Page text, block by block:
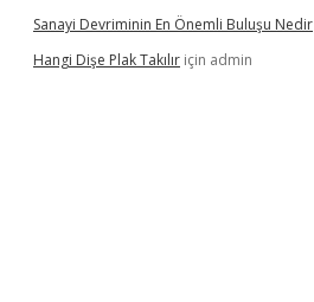
Sanayi Devriminin En Önemli Buluşu Nedir
Hangi Dişe Plak Takılır için admin